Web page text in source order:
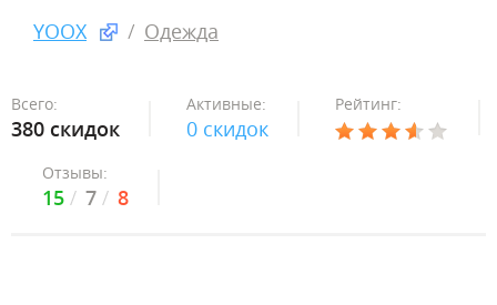
YOOX Одежда
Всего:
380 скидок
Активные:
0 скидок
Рейтинг:
Отзывы:
15 7 8